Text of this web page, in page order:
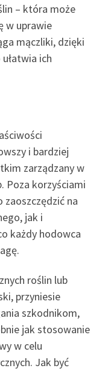
– która może
w uprawie
mączliki, dzięki
ich
i bardziej
zarządzany w
Poza korzyściami
zaoszczędzić na
jak i
każdy hodowca
roślin lub
przyniesie
szkodnikom,
jak stosowanie
w celu
Jak być